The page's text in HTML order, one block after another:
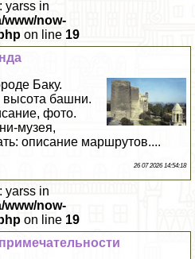
yarss in
www/now-
on line 19
Баку.
высота башни.
фото.
музея,
описание маршрутов....
26 07 2026 14:54:18
yarss in
www/now-
on line 19